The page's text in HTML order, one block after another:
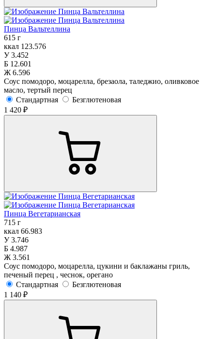
Пинца Вальтеллина
615 г
ккал 123.576
У3.452
Б 12.601
Ж 6.596
Соус помодоро, моцарелла, брезаола, таледжио, оливковое
масло, тертый перец
Стандартная
Безглютеновая
1 420 ₽
Пинца Вегетарианская
715 г
ккал 66.983
У3.746
Б 4.987
Ж 3.561
Соус помодоро, моцарелла, цукини и баклажаны гриль,
печеный перец , чеснок, орегано
Стандартная
Безглютеновая
1 140 ₽